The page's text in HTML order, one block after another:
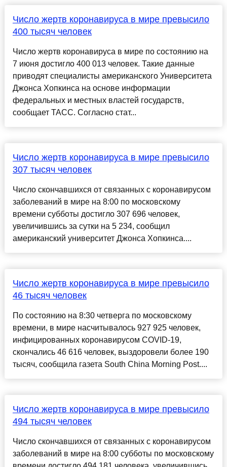
Число жертв коронавируса в мире превысило
400 тысяч человек
Число жертв коронавируса в мире по состоянию на
7 июня достигло 400 013 человек. Такие данные
приводят специалисты американского Университета
Джонса Хопкинса на основе информации
федеральных и местных властей государств,
сообщает ТАСС. Согласно стат...
Число жертв коронавируса в мире превысило
307 тысяч человек
Число скончавшихся от связанных с коронавирусом
заболеваний в мире на 8:00 по московскому
времени субботы достигло 307 696 человек,
увеличившись за сутки на 5 234, сообщил
американский университет Джонса Хопкинса....
Число жертв коронавируса в мире превысило
46 тысяч человек
По состоянию на 8:30 четверга по московскому
времени, в мире насчитывалось 927 925 человек,
инфицированных коронавирусом COVID-19,
скончались 46 616 человек, выздоровели более 190
тысяч, сообщила газета South China Morning Post....
Число жертв коронавируса в мире превысило
494 тысяч человек
Число скончавшихся от связанных с коронавирусом
заболеваний в мире на 8:00 субботы по московскому